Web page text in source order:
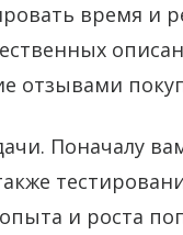
время и
отзывами
Поначалу
и роста